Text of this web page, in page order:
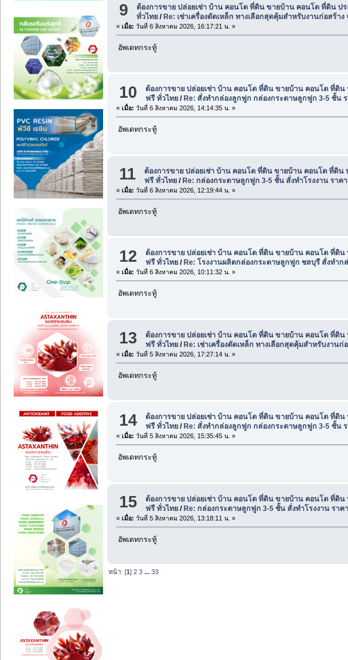
9
ต้องการขาย ปล่อยเช่า บ้าน คอนโด ที่ดิน ขายบ้าน คอนโด ที่ดิน ป
ทั่วไทย/ Re: เช่าเครื่องดัดเหล็ก ทางเลือกสุดคุ้มสำหรับงานก่อสร้าง
« เมื่อ: วันที่ 6 สิงหาคม 2026, 16:17:21 น. »
อัพเดทกระทู้
10
ต้องการขาย ปล่อยเช่า บ้าน คอนโด ที่ดิน ขายบ้าน คอนโด ที่ดิ
ฟรี ทั่วไทย/ Re: สั่งทำกล่องลูกฟูก กล่องกระดาษลูกฟูก 3-5 ชั้น
« เมื่อ: วันที่ 6 สิงหาคม 2026, 14:14:35 น. »
อัพเดทกระทู้
11
ต้องการขาย ปล่อยเช่า บ้าน คอนโด ที่ดิน ขายบ้าน คอนโด ที่ดิน
ฟรี ทั่วไทย/Re: กล่องกระดาษลูกฟูก 3-5 ชั้น สั่งทำโรงงาน รา
« เมื่อ: วันที่ 6 สิงหาคม 2026, 12:19:44 น. »
อัพเดทกระทู้
12
ต้องการขาย ปล่อยเช่า บ้าน คอนโด ที่ดิน ขายบ้าน คอนโด ที่ดิ
ฟรี ทั่วไทย/ Re: โรงงานผลิตกล่องกระดาษลูกฟูก ชลบุรี สั่งทำก
« เมื่อ: วันที่ 6 สิงหาคม 2026, 10:11:32 น. »
อัพเดทกระทู้
13
ต้องการขาย ปล่อยเช่า บ้าน คอนโด ที่ดิน ขายบ้าน คอนโด ที่ดิ
ฟรี ทั่วไทย/Re: เช่าเครื่องดัดเหล็ก ทางเลือกสุดคุ้มสำหรับงานก่
« เมื่อ: วันที่ 5 สิงหาคม 2026, 17:27:14 น. »
อัพเดทกระทู้
14
ต้องการขาย ปล่อยเช่า บ้าน คอนโด ที่ดิน ขายบ้าน คอนโด ที่ดิ
ฟรี ทั่วไทย/ Re: สั่งทำกล่องลูกฟูก กล่องกระดาษลูกฟูก 3-5 ชั้น
« เมื่อ: วันที่ 5 สิงหาคม 2026, 15:35:45 น. »
อัพเดทกระทู้
15
ต้องการขาย ปล่อยเช่า บ้าน คอนโด ที่ดิน ขายบ้าน คอนโด ที่ดิ
ฟรี ทั่วไทย/Re: กล่องกระดาษลูกฟูก 3-5 ชั้น สั่งทำโรงงาน รา
« เมื่อ: วันที่ 5 สิงหาคม 2026, 13:18:11 น. »
อัพเดทกระทู้
หน้า: [1]2 3 ...33